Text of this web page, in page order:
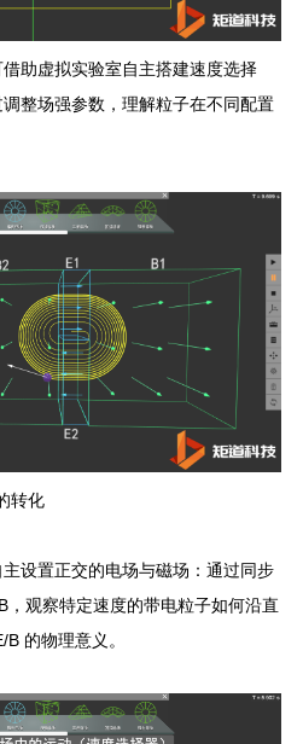
借助虚拟实验室 自主搭建速度选择
整场强参数，理解粒子在不同配置
转化
设置正交的电场与磁场：通过同步
，观察特定速度的带电粒子如何沿直
B 的物理意义。